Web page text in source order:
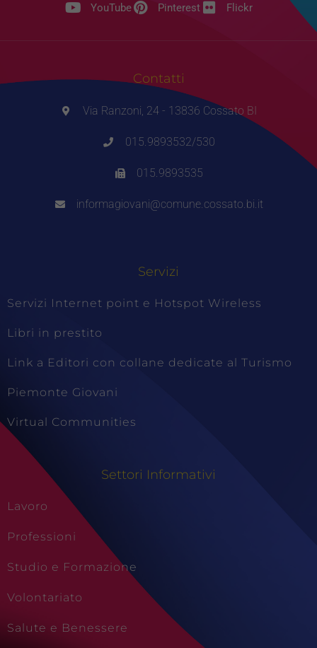
YouTube
Pinterest Flickr
Contatti
Via Ranzoni, 24 - 13836 Cossato BI
015.9893532/530
015.9893535
informagiovani@comune.cossato.bi.it
Servizi
Servizi Internet point e Hotspot Wireless
Libri in prestito
Link a Editori con collane dedicate al Turismo
Piemonte Giovani
Virtual Communities
Settori Informativi
Lavoro
Professioni
Studio e Formazione
Volontariato
Salute e Benessere